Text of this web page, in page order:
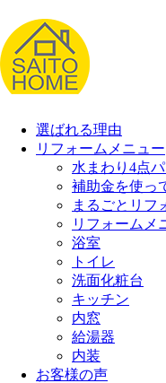
選ばれる理由
リフォームメニュー
水まわり4点
補助金を使っ
まるごとリフ
リフォームメ
浴室
トイレ
洗面化粧台
キッチン
内窓
給湯器
内装
お客様の声